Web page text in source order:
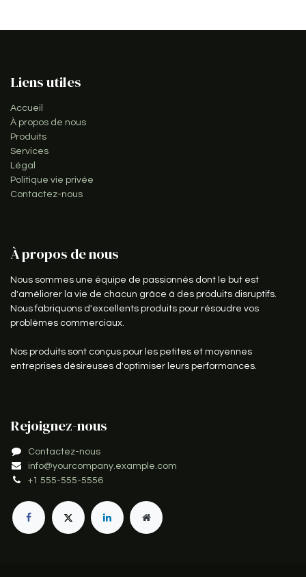
Liens utiles
Accueil
À propos de nous
Produits
Services
Légal
Politique vie privée
Contactez-nous
À propos de nous
Nous sommes une équipe de passionnés dont le but est
d'améliorer la vie de chacun grâce à des produits disruptifs.
Nous fabriquons d'excellents produits pour résoudre vos
problèmes commerciaux.
Nos produits sont conçus pour les petites et moyennes
entreprises désireuses d'optimiser leurs performances.
Rejoignez-nous
Contactez-nous
info@yourcompany.example.com
+1 555-555-5556